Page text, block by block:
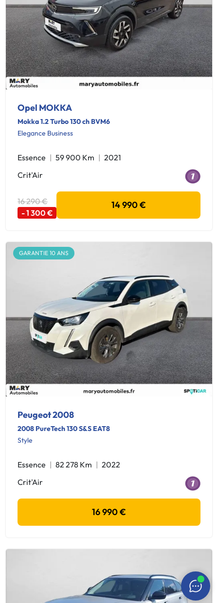
Opel MOKKA
Mokka 1.2 Turbo 130 ch BVM6
Elegance Business
Essence 59 900 Km
2021
Crit'Air
16 290 €
- 1 300 €
14 990 €
GARANTIE 10 ANS
Peugeot 2008
2008 PureTech 130 S&S EAT8
Style
Essence 82 278 Km
2022
Crit'Air
16 990 €